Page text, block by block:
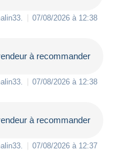
07/08/2026 à 12:38
à recommander
07/08/2026 à 12:38
à recommander
07/08/2026 à 12:37